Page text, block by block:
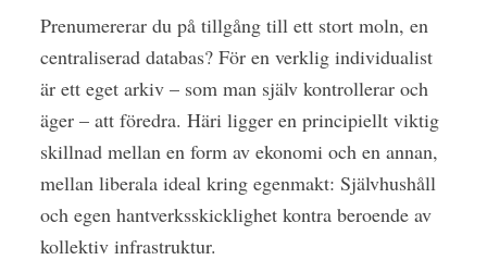
Prenumererar du på tillgång till ett stort moln, en
centraliserad databas? För en verklig individualist
är ett eget arkiv – som man själv kontrollerar och
äger – att föredra. Häri ligger en principiellt viktig
skillnad mellan en form av ekonomi och en annan,
mellan liberala ideal kring egenmakt: Självhushåll
och egen hantverksskicklighet kontra beroende av
kollektiv infrastruktur.